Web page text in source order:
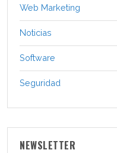
Web Marketing
Noticias
Software
Seguridad
NEWSLETTER